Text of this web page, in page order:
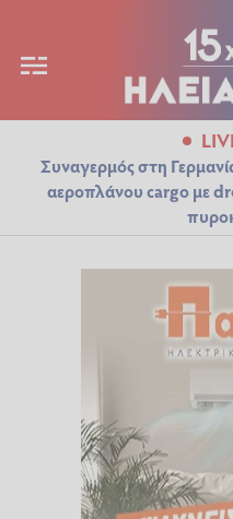
Συναγερμός στη
αεροπλάνου cargo με